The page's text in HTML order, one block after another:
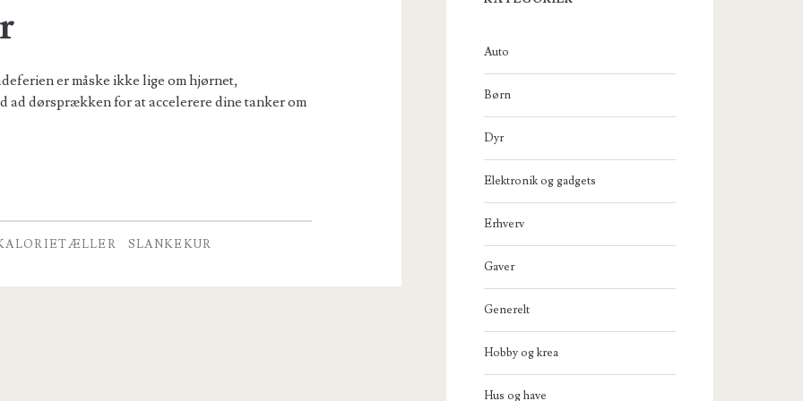
er måske ikke lige om hjørnet,
ad dørsprækken for at accelerere dine tanker om
SLANKEKUR
Auto
Børn
Dyr
Elektronik og gadgets
Erhverv
Gaver
Generelt
Hobby og krea
Hus og have